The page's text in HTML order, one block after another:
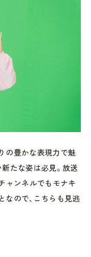
の豊かな表現力で魅
たな姿は必見。放送
ャンネルでもモナキ
なので、こちらも見逃